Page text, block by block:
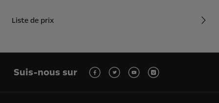
Liste de prix
Suis-nous sur